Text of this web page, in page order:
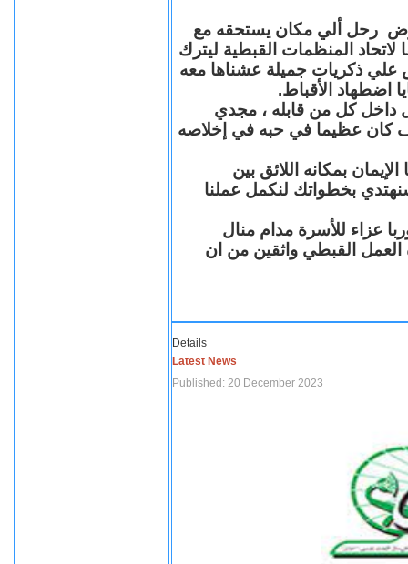
رحل ألي مكان يستحقه مع
المنظمات القبطية ليترك
علي ذكريات جميلة عشناها معه
اضطهاد الأقباط.
داخل كل من قابله ، مجدي
عظيما في حبه في إخلاصه
بمكانه اللائق بين
بخطواتك لنكمل عملنا
عزاء للأسرة مدام منال
العمل القبطي واثقين من ان
Details
Latest News
Published: 20 December 2023